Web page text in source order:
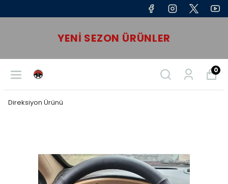
YENI SEZON ÜRÜNLER
0
Direksiyon Ürünü